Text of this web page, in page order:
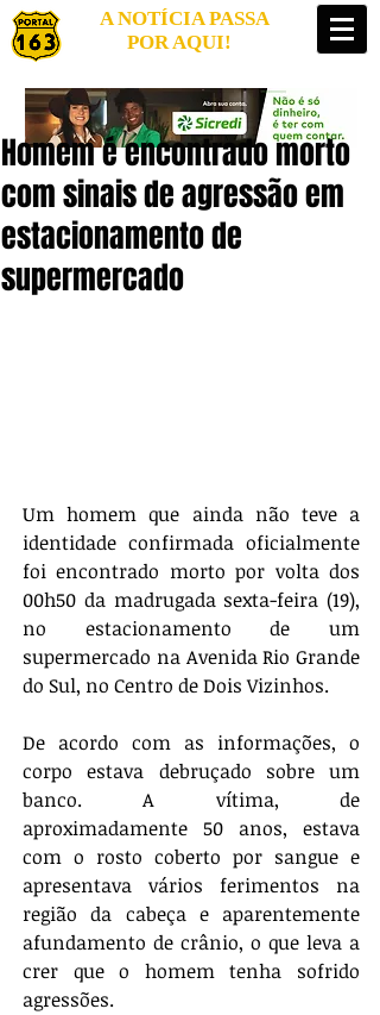
A NOTÍCIA PASSA
POR AQUI!
Homem é encontrado morto
com sinais de agressão em
estacionamento de
supermercado
Um homem que ainda não teve a
identidade confirmada oficialmente
foi encontrado morto por volta dos
00h50 da madrugada sexta-feira (19),
no estacionamento de um
supermercado na Avenida Rio Grande
do Sul, no Centro de Dois Vizinhos.
De acordo com as informações, o
corpo estava debruçado sobre um
banco. A vítima, de
aproximadamente 50 anos, estava
com o rosto coberto por sangue e
apresentava vários ferimentos na
região da cabeça e aparentemente
afundamento de crânio, o que leva a
crer que o homem tenha sofrido
agressões.